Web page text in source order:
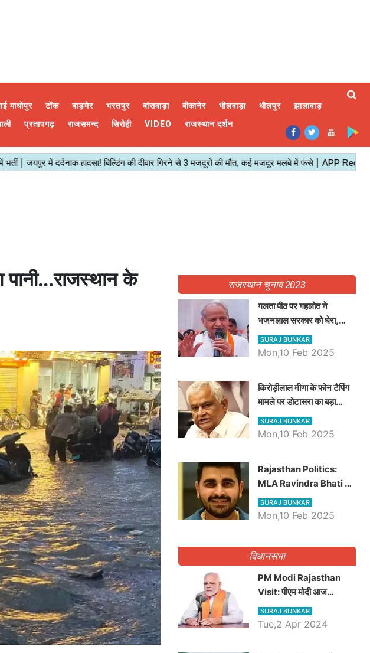
माधोपुर टोंक बाड़मेर भरतपुर बांसवाड़ा बीकानेर भीलवाड़ा धौलपुर
झालावाड़
प्रतापगढ़ राजसमन्द सिरोही VIDEO राजस्थान दर्शन
पानी...राजस्थान के
राजस्थान चुनाव 2023
गलता पीठ पर गहलोत ने
भजनलाल सरकार को घेरा,
Video में देखें अब तक बड़ी
खबरें
SURAJ BUNKAR
Mon,10 Feb 2025
किरोड़ीलाल मीणा के फोन टैपिंग
मामले पर डोटासरा का बड़ा
आरोप, वीडियो में देखें AZ बड़ी
खबरें
SURAJ BUNKAR
Mon,10 Feb 2025
Rajasthan Politics:
MLA Ravindra Bhati ने
प्रदेश की शिक्षा व्यवस्था पर
उठाए सवाल, Madan
SURAJ BUNKAR
Mon,10 Feb 2025
विधानसभा
PM Modi Rajasthan
Visit: पीएम मोदी आज
राजस्थान में कोटपूतली में करेंगे
विशाल रैली, एक सभा से 8 सीटों
SURAJ BUNKAR
Tue,2 Apr 2024